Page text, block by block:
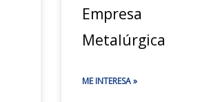
Empresa
Metalúrgica
ME INTERESA »